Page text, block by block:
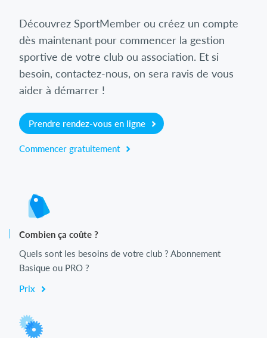
Découvrez SportMember ou créez un compte
dès maintenant pour commencer la gestion
sportive de votre club ou association. Et si
besoin, contactez-nous, on sera ravis de vous
aider à démarrer !
Prendre rendez-vous en ligne
Commencer gratuitement
Combien ça coûte ?
Quels sont les besoins de votre club ? Abonnement
Basique ou PRO ?
Prix